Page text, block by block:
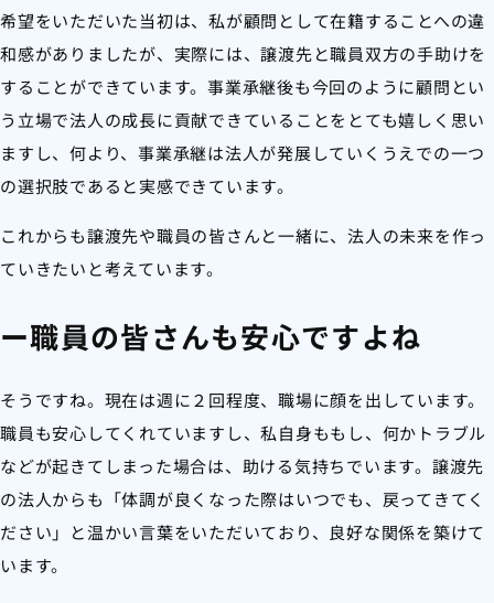
希望をいただいた当初は、私が顧問として在籍することへの違
和感がありましたが、実際には、譲渡先と職員双方の手助けを
することができています。事業承継後も今回のように顧問とい
う立場で法人の成長に貢献できていることをとても嬉しく思い
ますし、何より、事業承継は法人が発展していくうえでの一つ
の選択肢であると実感できています。
これからも譲渡先や職員の皆さんと一緒に、法人の未来を作っ
ていきたいと考えています。
ー職員の皆さんも安心ですよね
そうですね。現在は週に２回程度、職場に顔を出しています。
職員も安心してくれていますし、私自身ももし、何かトラブル
などが起きてしまった場合は、助ける気持ちでいます。譲渡先
の法人からも「体調が良くなった際はいつでも、戻ってきてく
ださい」と温かい言葉をいただいており、良好な関係を築けて
います。